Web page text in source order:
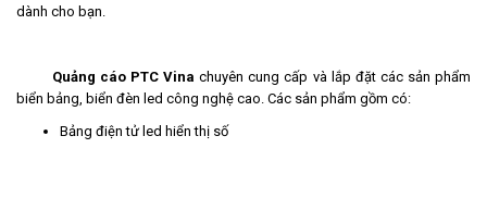
dành cho bạn.
Quảng cáo PTC Vina chuyên cung cấp và lắp đặt các sản phẩm
biển bảng, biển đèn led công nghệ cao. Các sản phẩm gồm có:
Bảng điện tử led hiển thị số